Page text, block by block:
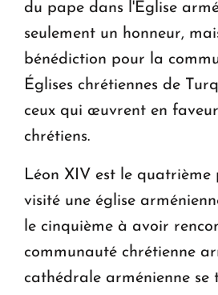
du pape dans l'Église
seulement un honneur,
bénédiction pour la
Églises chrétiennes de
ceux qui œuvrent en
chrétiens.
Léon XIV est le
visité une église
le cinquième à avoir
communauté chrétienne
cathédrale arménienne se